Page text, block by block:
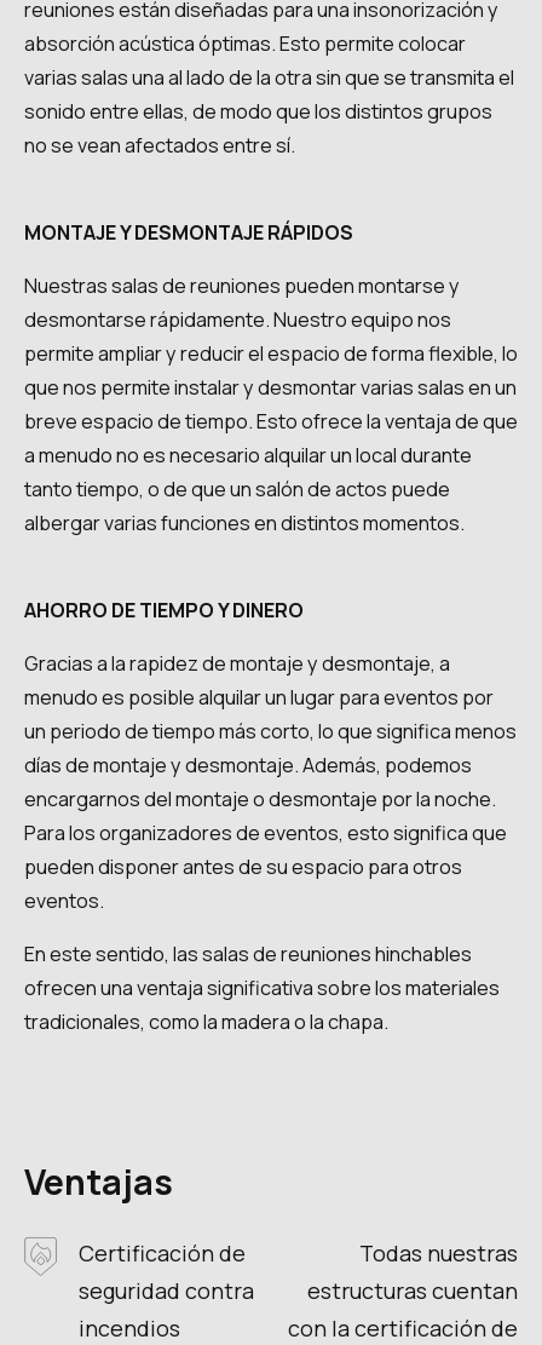
reuniones están diseñadas para una insonorización y
absorción acústica óptimas. Esto permite colocar
varias salas una al lado de la otra sin que se transmita el
sonido entre ellas, de modo que los distintos grupos
no se vean afectados entre sí.
MONTAJE Y DESMONTAJE RÁPIDOS
Nuestras salas de reuniones pueden montarse y
desmontarse rápidamente. Nuestro equipo nos
permite ampliar y reducir el espacio de forma flexible, lo
que nos permite instalar y desmontar varias salas en un
breve espacio de tiempo. Esto ofrece la ventaja de que
a menudo no es necesario alquilar un local durante
tanto tiempo, o de que un salón de actos puede
albergar varias funciones en distintos momentos.
AHORRO DE TIEMPO Y DINERO
Gracias a la rapidez de montaje y desmontaje, a
menudo es posible alquilar un lugar para eventos por
un periodo de tiempo más corto, lo que significa menos
días de montaje y desmontaje. Además, podemos
encargarnos del montaje o desmontaje por la noche.
Para los organizadores de eventos, esto significa que
pueden disponer antes de su espacio para otros
eventos.
En este sentido, las salas de reuniones hinchables
ofrecen una ventaja significativa sobre los materiales
tradicionales, como la madera o la chapa.
Ventajas
Certificación de
seguridad contra
incendios
Todas nuestras
estructuras cuentan
con la certificación de